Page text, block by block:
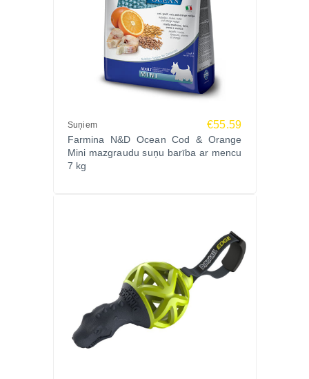
Suņiem €55.59
Farmina N&D Ocean Cod & Orange
Mini mazgraudu suņu barība ar mencu
7 kg